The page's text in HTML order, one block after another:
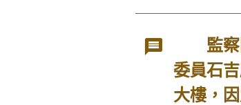
監察院
委員石
大樓，